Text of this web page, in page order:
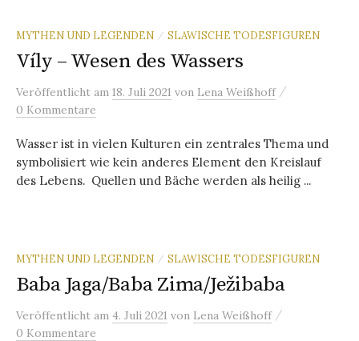
MYTHEN UND LEGENDEN / SLAWISCHE TODESFIGUREN
Víly – Wesen des Wassers
Veröffentlicht am 18. Juli 2021 von Lena Weißhoff /
0 Kommentare
Wasser ist in vielen Kulturen ein zentrales Thema und
symbolisiert wie kein anderes Element den Kreislauf
des Lebens. Quellen und Bäche werden als heilig ...
MYTHEN UND LEGENDEN / SLAWISCHE TODESFIGUREN
Baba Jaga/Baba Zima/Ježibaba
Veröffentlicht am 4. Juli 2021 von Lena Weißhoff /
0 Kommentare